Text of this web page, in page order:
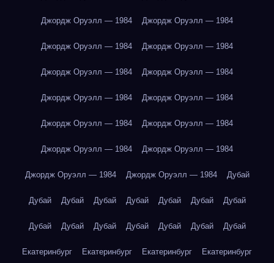
Джордж Оруэлл — 1984 Джордж Оруэлл — 1984
Джордж Оруэлл — 1984 Джордж Оруэлл — 1984
Джордж Оруэлл — 1984 Джордж Оруэлл — 1984
Джордж Оруэлл — 1984 Джордж Оруэлл — 1984
Джордж Оруэлл — 1984 Джордж Оруэлл — 1984
Джордж Оруэлл — 1984 Джордж Оруэлл — 1984
Джордж Оруэлл — 1984 Джордж Оруэлл — 1984 Дубай
Дубай Дубай Дубай Дубай Дубай Дубай Дубай
Дубай Дубай Дубай Дубай Дубай Дубай Дубай
Екатеринбург Екатеринбург Екатеринбург Екатеринбург